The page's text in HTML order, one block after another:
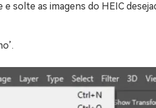
solte as imagens do HEIC